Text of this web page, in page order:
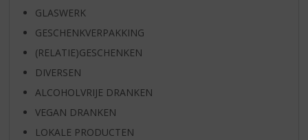
GLASWERK
GESCHENKVERPAKKING
(RELATIE)GESCHENKEN
DIVERSEN
ALCOHOLVRIJE DRANKEN
VEGAN DRANKEN
LOKALE PRODUCTEN